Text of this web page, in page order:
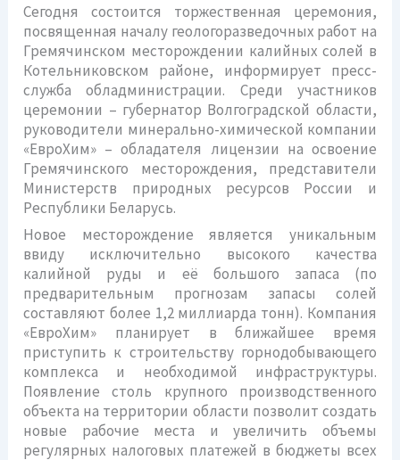
Сегодня состоится торжественная церемония,
посвященная началу геологоразведочных работ на
Гремячинском месторождении калийных солей в
Котельниковском районе, информирует пресс-
служба обладминистрации. Среди участников
церемонии – губернатор Волгоградской области,
руководители минерально-химической компании
«ЕвроХим» – обладателя лицензии на освоение
Гремячинского месторождения, представители
Министерств природных ресурсов России и
Республики Беларусь.
Новое месторождение является уникальным
ввиду исключительно высокого качества
калийной руды и её большого запаса (по
предварительным прогнозам запасы солей
составляют более 1,2 миллиарда тонн). Компания
«ЕвроХим» планирует в ближайшее время
приступить к строительству горнодобывающего
комплекса и необходимой инфраструктуры.
Появление столь крупного производственного
объекта на территории области позволит создать
новые рабочие места и увеличить объемы
регулярных налоговых платежей в бюджеты всех